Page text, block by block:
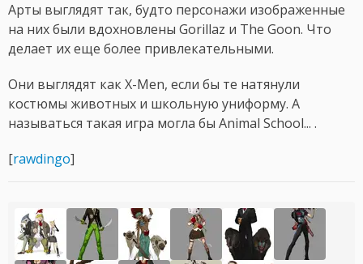
Арты выглядят так, будто персонажи изображенные
на них были вдохновлены Gorillaz и The Goon. Что
делает их еще более привлекательными.
Они выглядят как X-Men, если бы те натянули
костюмы животных и школьную униформу. А
называться такая игра могла бы Animal School... .
[rawdingo]